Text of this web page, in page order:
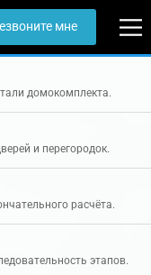
мне
домокомплекта.
и перегородок.
расчёта.
этапов.